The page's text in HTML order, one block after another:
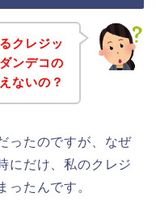
クレジッ
ンデコの
ないの？
ったのですが、なぜ
にだけ、私のクレジ
ったんです。